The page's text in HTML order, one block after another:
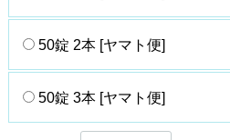
50錠 2本 [ヤマト便]
50錠 3本 [ヤマト便]